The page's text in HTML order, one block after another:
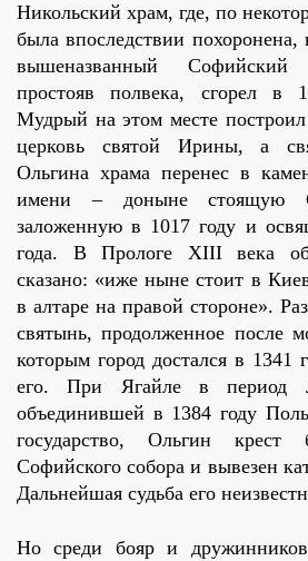
Никольский храм, где, по
была впоследствии
вышеназванный
простояв полвека, сгорел в
Мудрый на этом месте
церковь святой Ирины, а
Ольгина храма перенес в
имени – доныне стоящую
заложенную в 1017 году и
года. В Прологе ХIII века
сказано: «иже ныне стоит в
в алтаре на правой стороне».
святынь, продолженное после
которым город достался в 1341
его. При Ягайле в период
объединившей в 1384 году
государство, Ольгин
Софийского собора и вывезен
Дальнейшая судьба его
Но среди бояр и